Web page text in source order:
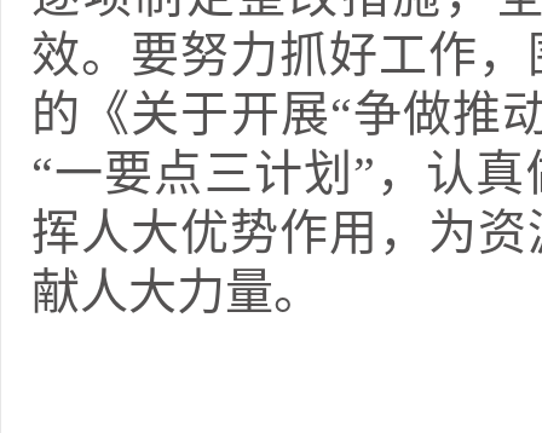
效。要努力抓好工作
的《关于开展“争做推
“一要点三计划”，认
挥人大优势作用，为
献人大力量。